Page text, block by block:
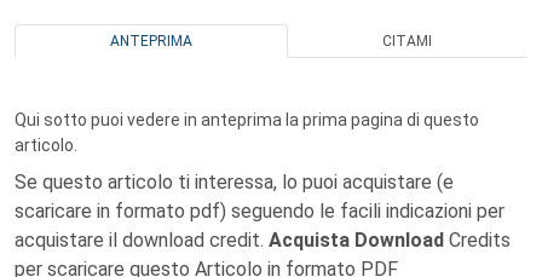
ANTEPRIMA CITAMI
Qui sotto puoi vedere in anteprima la prima pagina di questo
articolo.
Se questo articolo ti interessa, lo puoi acquistare (e
scaricare in formato pdf) seguendo le facili indicazioni per
acquistare il download credit. Acquista Download Credits
per scaricare questo Articolo in formato PDF